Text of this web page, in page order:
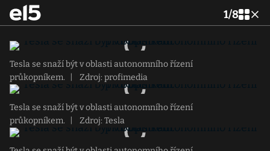
1/8
Tesla se snaží být v oblasti autonomního řízení
průkopníkem.
Zdroj: profimedia
Tesla se snaží být v oblasti autonomního řízení
průkopníkem.
Zdroj: Tesla